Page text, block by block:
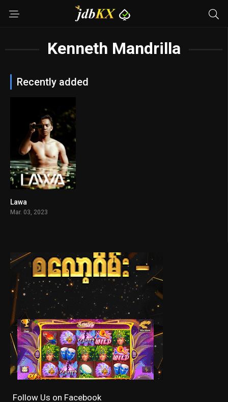
Kenneth Mandrilla
Recently added
Lawa
Mar. 03, 2023
Follow Us on Facebook